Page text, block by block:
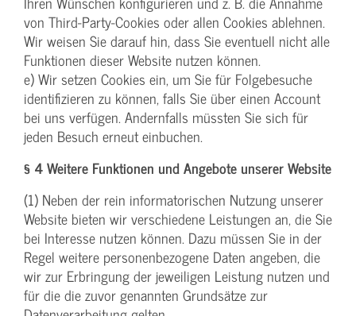
von Third-Party-Cookies oder allen Cookies ablehnen.
Wir weisen Sie darauf hin, dass Sie eventuell nicht alle
Funktionen dieser Website nutzen können.
e) Wir setzen Cookies ein, um Sie für Folgebesuche
identifizieren zu können, falls Sie über einen Account
bei uns verfügen. Andernfalls müssten Sie sich für
jeden Besuch erneut einbuchen.
§ 4 Weitere Funktionen und Angebote unserer Website
(1) Neben der rein informatorischen Nutzung unserer
Website bieten wir verschiedene Leistungen an, die Sie
bei Interesse nutzen können. Dazu müssen Sie in der
Regel weitere personenbezogene Daten angeben, die
wir zur Erbringung der jeweiligen Leistung nutzen und
für die die zuvor genannten Grundsätze zur